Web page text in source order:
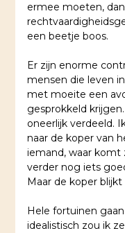
ermee moeten,
een beetje boos.
Er zijn enorme
mensen die leven
met moeite een
gesprokkeld
oneerlijk verdeeld.
naar de koper van
iemand, waar komt
verder nog iets
Maar de koper
Hele fortuinen
idealistisch zou ik